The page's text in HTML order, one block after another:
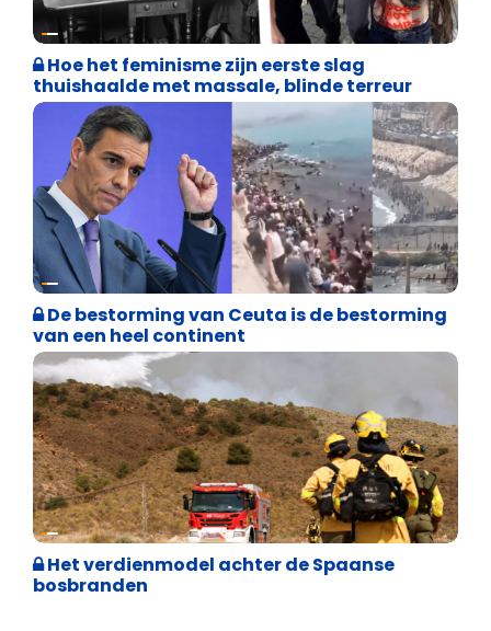
Cultuuroorlog
Hoe het feminisme zijn eerste slag
thuishaalde met massale, blinde terreur
Asiel en Migratie
De bestorming van Ceuta is de bestorming
van een heel continent
Internationale politiek
Het verdienmodel achter de Spaanse
bosbranden